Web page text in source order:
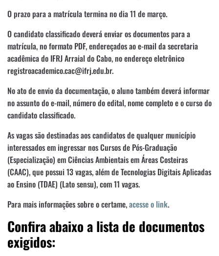
O prazo para a matrícula termina no dia 11 de março.
O candidato classificado deverá enviar os documentos para a
matrícula, no formato PDF, endereçados ao e-mail da secretaria
acadêmica do IFRJ Arraial do Cabo, no endereço eletrônico
registroacademico.cac@ifrj.edu.br.
No ato de envio da documentação, o aluno também deverá informar
no assunto do e-mail, número do edital, nome completo e o curso do
candidato classificado.
As vagas são destinadas aos candidatos de qualquer município
interessados em ingressar nos Cursos de Pós-Graduação
(Especialização) em Ciências Ambientais em Áreas Costeiras
(CAAC), que possui 13 vagas, além de Tecnologias Digitais Aplicadas
ao Ensino (TDAE) (Lato sensu), com 11 vagas.
Para mais informações sobre o certame,acesse o link.
Confira abaixo a lista de documentos
exigidos: